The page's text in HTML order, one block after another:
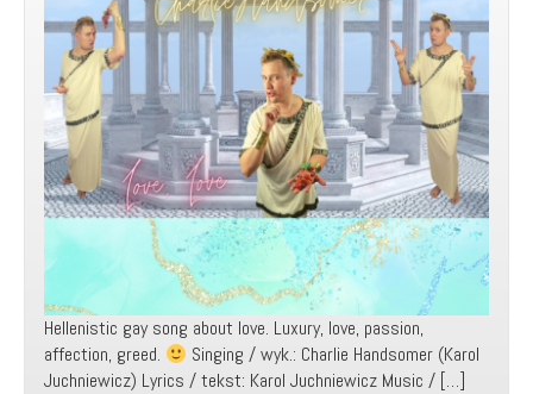
Hellenistic gay song about love. Luxury, love, passion,
affection, greed.
Singing / wyk.: Charlie Handsomer (Karol
Juchniewicz) Lyrics / tekst: Karol Juchniewicz Music / […]